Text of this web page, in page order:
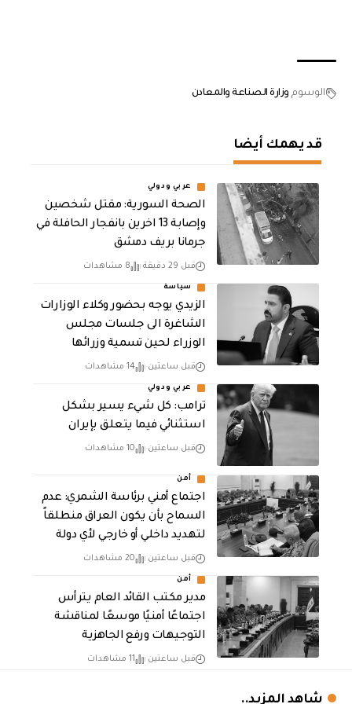
الوسوم وزارة الصناعة والمعادن
قد يهمك أيضا
عربي ودولي
الصحة السورية: مقتل شخصين
وإصابة 13 اخرين بانفجار الحافلة في
جرمانا بريف دمشق
قبل 29 دقيقة 8 مشاهدات
سياسة
الزيدي يوجه بحضور وكلاء الوزارات
الشاغرة الى جلسات مجلس
الوزراء لحين تسمية وزرائها
قبل ساعتين 14 مشاهدات
عربي ودولي
ترامب: كل شيء يسير بشكل
استثنائي فيما يتعلق بإيران
قبل ساعتين 10 مشاهدات
أمن
اجتماع أمني برئاسة الشمري: عدم
السماح بأن يكون العراق منطلقاً
لتهديد داخلي أو خارجي لأي دولة
قبل ساعتين 20 مشاهدات
أمن
مدير مكتب القائد العام يترأس
اجتماعًا أمنيًا موسعًا لمناقشة
التوجيهات ورفع الجاهزية
قبل ساعتين 11 مشاهدات
شاهد المزيد..